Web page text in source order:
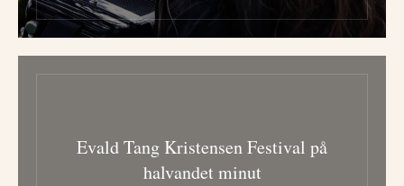
Evald Tang Kristensen Festival på
halvandet minut